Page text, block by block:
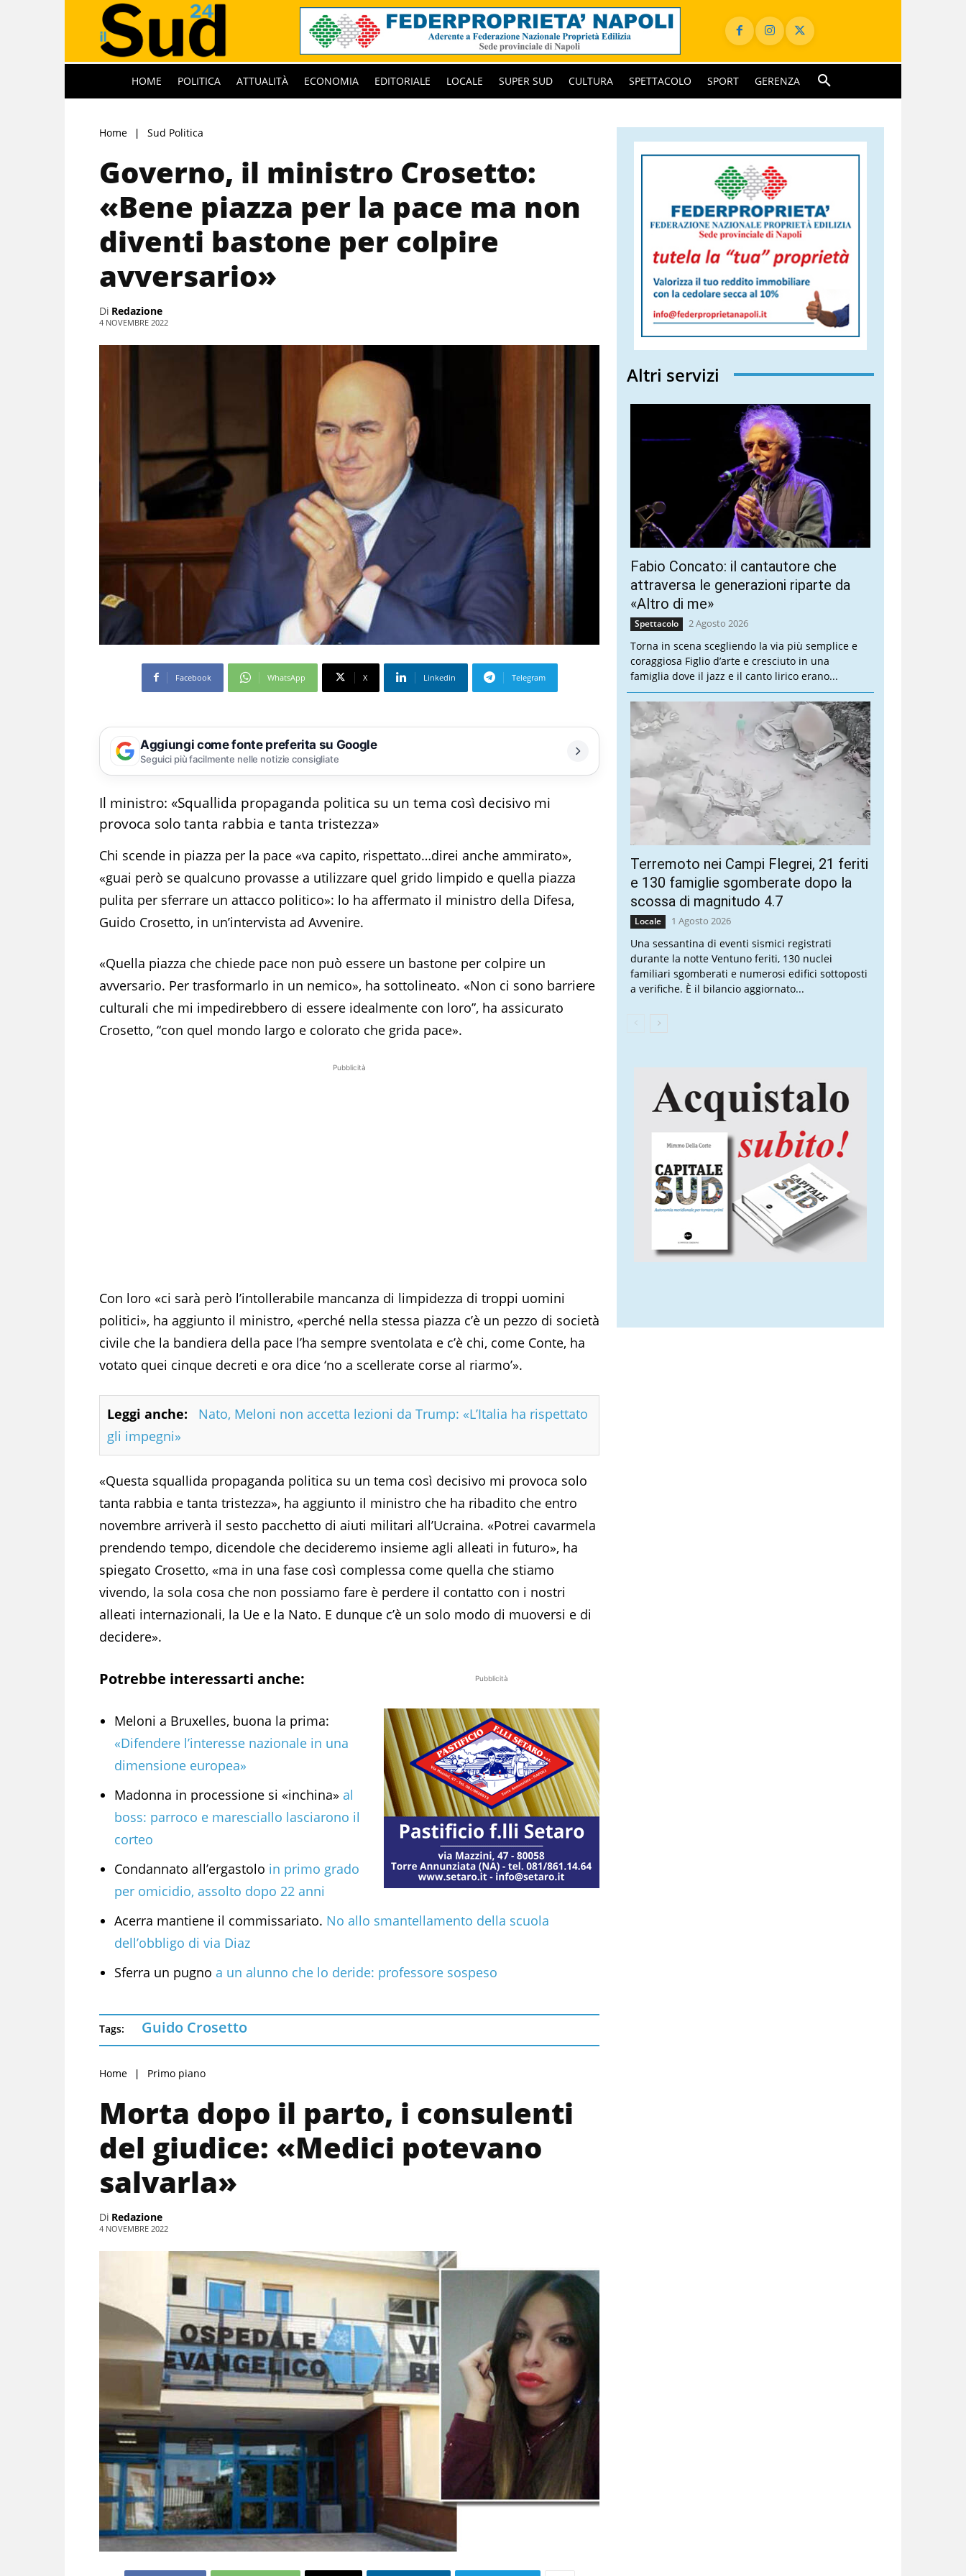
HOME POLITICA ATTUALITÀ ECONOMIA EDITORIALE LOCALE SUPER SUD CULTURA SPETTACOLO SPORT GERENZA
Home Sud Politica
Governo, il ministro Crosetto:
«Bene piazza per la pace ma non
diventi bastone per colpire
avversario»
Di Redazione
4 NOVEMBRE 2022
Facebook WhatsApp X Linkedin Telegram
Aggiungi come fonte preferita su Google
Seguici più facilmente nelle notizie consigliate
Il ministro: «Squallida propaganda politica su un tema così decisivo mi
provoca solo tanta rabbia e tanta tristezza»
Chi scende in piazza per la pace «va capito, rispettato…direi anche ammirato»,
«guai però se qualcuno provasse a utilizzare quel grido limpido e quella piazza
pulita per sferrare un attacco politico»: lo ha affermato il ministro della Difesa,
Guido Crosetto, in un’intervista ad Avvenire.
«Quella piazza che chiede pace non può essere un bastone per colpire un
avversario. Per trasformarlo in un nemico», ha sottolineato. «Non ci sono barriere
culturali che mi impedirebbero di essere idealmente con loro”, ha assicurato
Crosetto, “con quel mondo largo e colorato che grida pace».
Pubblicità
Con loro «ci sarà però l’intollerabile mancanza di limpidezza di troppi uomini
politici», ha aggiunto il ministro, «perché nella stessa piazza c’è un pezzo di società
civile che la bandiera della pace l’ha sempre sventolata e c’è chi, come Conte, ha
votato quei cinque decreti e ora dice ‘no a scellerate corse al riarmo’».
Leggi anche:
Nato, Meloni non accetta lezioni da Trump: «L’Italia ha rispettato
gli impegni»
«Questa squallida propaganda politica su un tema così decisivo mi provoca solo
tanta rabbia e tanta tristezza», ha aggiunto il ministro che ha ribadito che entro
novembre arriverà il sesto pacchetto di aiuti militari all’Ucraina. «Potrei cavarmela
prendendo tempo, dicendole che decideremo insieme agli alleati in futuro», ha
spiegato Crosetto, «ma in una fase così complessa come quella che stiamo
vivendo, la sola cosa che non possiamo fare è perdere il contatto con i nostri
alleati internazionali, la Ue e la Nato. E dunque c’è un solo modo di muoversi e di
decidere».
Pubblicità
Potrebbe interessarti anche:
Meloni a Bruxelles, buona la prima:
«Difendere l’interesse nazionale in una
dimensione europea»
Madonna in processione si «inchina» al
boss: parroco e maresciallo lasciarono il
corteo
Condannato all’ergastolo in primo grado
per omicidio, assolto dopo 22 anni
Acerra mantiene il commissariato. No allo smantellamento della scuola
dell’obbligo di via Diaz
Sferra un pugno a un alunno che lo deride: professore sospeso
Tags: Guido Crosetto
Home Primo piano
Morta dopo il parto, i consulenti
del giudice: «Medici potevano
salvarla»
Di Redazione
4 NOVEMBRE 2022
Altri servizi
Fabio Concato: il cantautore che
attraversa le generazioni riparte da
«Altro di me»
Spettacolo 2 Agosto 2026
Torna in scena scegliendo la via più semplice e
coraggiosa Figlio d’arte e cresciuto in una
famiglia dove il jazz e il canto lirico erano...
Terremoto nei Campi Flegrei, 21 feriti
e 130 famiglie sgomberate dopo la
scossa di magnitudo 4.7
Locale 1 Agosto 2026
Una sessantina di eventi sismici registrati
durante la notte Ventuno feriti, 130 nuclei
familiari sgomberati e numerosi edifici sottoposti
a verifiche. È il bilancio aggiornato...